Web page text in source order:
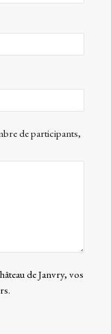
de participants,
de Janvry, vos